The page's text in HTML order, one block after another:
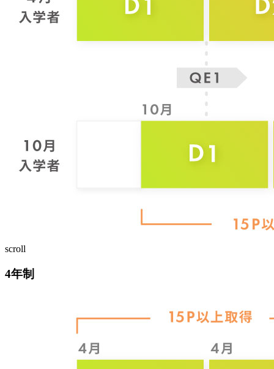
scroll
4年制